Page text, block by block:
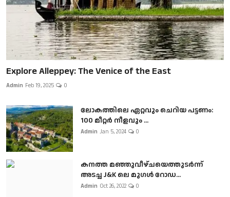
Explore Alleppey: The Venice of the East
Admin Feb 19, 2025 0
ലോകത്തിലെ ഏറ്റവും ചെറിയ പട്ടണം:
100 മീറ്റർ നീളവും ...
Admin Jan 5, 2024 0
കനത്ത മഞ്ഞുവീഴ്ചയെത്തുടർന്ന്
അടച്ച J&K ലെ മുഗൾ റോഡ...
Admin Oct 26, 2022 0